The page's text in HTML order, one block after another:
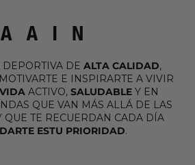
DEPORTIVA DE ALTA CALIDAD,
E INSPIRARTE A VIVIR
ACTIVO, SALUDABLEY EN
QUE VAN MÁS ALLÁ DE LAS
QUE TE RECUERDAN CADA DÍA
ESTU PRIORIDAD.